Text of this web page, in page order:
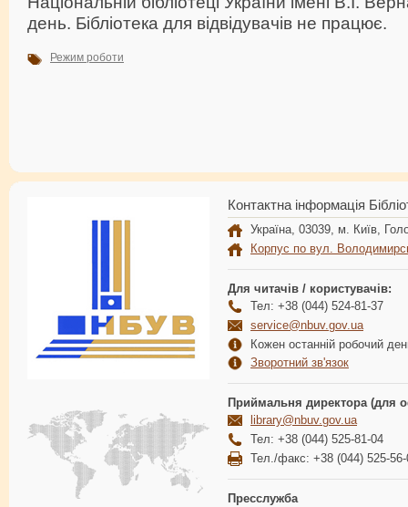
день. Бібліотека для відвідувачів не працює.
Режим роботи
Контактна інформація
Україна, 03039, м. Київ,
Корпус по вул.
Для читачів / користувачів:
Тел: +38 (044) 524-81-37
service@nbuv.gov.ua
Кожен останній робочий
Зворотний зв'язок
Приймальня директора (для
library@nbuv.gov.ua
Тел: +38 (044) 525-81-04
Тел./факс: +38 (044) 525-56-
Пресслужба